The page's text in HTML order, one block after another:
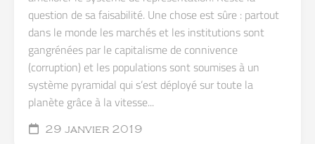
question de sa faisabilité. Une chose est sûre : partout
dans le monde les marchés et les institutions sont
gangrénées par le capitalisme de connivence
(corruption) et les populations sont soumises à un
système pyramidal qui s’est déployé sur toute la
planète grâce à la vitesse...
29 janvier 2019